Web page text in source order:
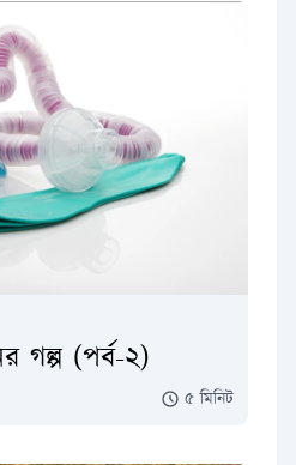
গল্প (পর্ব-২)
৫ মিনিট